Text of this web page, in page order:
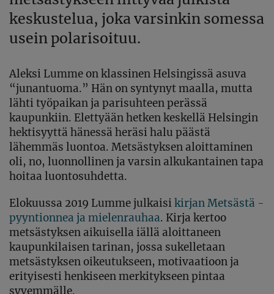
keskustelua, joka varsinkin somessa
usein polarisoituu.
Aleksi Lumme on klassinen Helsingissä asuva
“junantuoma.” Hän on syntynyt maalla, mutta
lähti työpaikan ja parisuhteen perässä
kaupunkiin. Elettyään hetken keskellä Helsingin
hektisyyttä hänessä heräsi halu päästä
lähemmäs luontoa. Metsästyksen aloittaminen
oli, no, luonnollinen ja varsin alkukantainen tapa
hoitaa luontosuhdetta.
Elokuussa 2019 Lumme julkaisi kirjan Metsästä -
pyyntionnea ja mielenrauhaa. Kirja kertoo
metsästyksen aikuisella iällä aloittaneen
kaupunkilaisen tarinan, jossa sukelletaan
metsästyksen oikeutukseen, motivaatioon ja
erityisesti henkiseen merkitykseen pintaa
syvemmälle.